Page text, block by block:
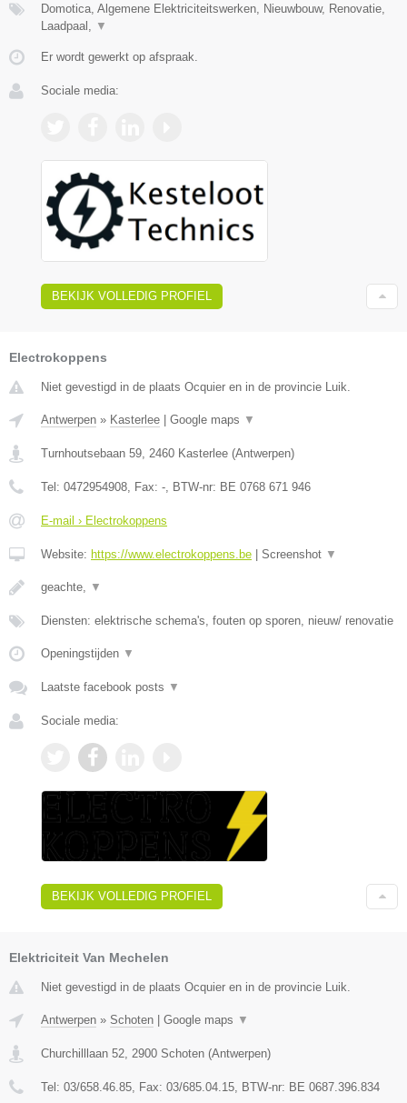
Domotica, Algemene Elektriciteitswerken, Nieuwbouw, Renovatie,
Laadpaal,
▼
Er wordt gewerkt op afspraak.
Sociale media:
BEKIJK VOLLEDIG PROFIEL
Electrokoppens
Niet gevestigd in de plaats Ocquier en in de provincie Luik.
Antwerpen » Kasterlee Google maps ▼
Turnhoutsebaan 59 2460 Kasterlee (Antwerpen)
Tel: 0472954908 , Fax: - , BTW-nr: BE 0768 671 946
E-mail › Electrokoppens
Website: https://www.electrokoppens.be Screenshot ▼
geachte, ▼
Diensten: elektrische schema's, fouten op sporen, nieuw/ renovatie
Openingstijden ▼
Laatste facebook posts ▼
Sociale media:
BEKIJK VOLLEDIG PROFIEL
Elektriciteit Van Mechelen
Niet gevestigd in de plaats Ocquier en in de provincie Luik.
Antwerpen » Schoten Google maps ▼
Churchilllaan 52, 2900 Schoten (Antwerpen)
Tel: 03/658.46.85, Fax: 03/685.04.15, BTW-nr: BE 0687.396.834